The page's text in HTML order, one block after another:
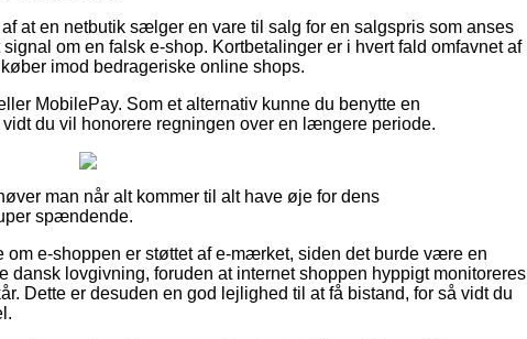
at en netbutik sælger en vare til salg for en salgspris som anses
om en falsk e-shop. Kortbetalinger er i hvert fald omfavnet af
imod bedrageriske online shops.
MobilePay. Som et alternativ kunne du benytte en
du vil honorere regningen over en længere periode.
man når alt kommer til alt have øje for dens
spændende.
om e-shoppen er støttet af e-mærket, siden det burde være en
lovgivning, foruden at internet shoppen hyppigt monitoreres
Dette er desuden en god lejlighed til at få bistand, for så vidt du